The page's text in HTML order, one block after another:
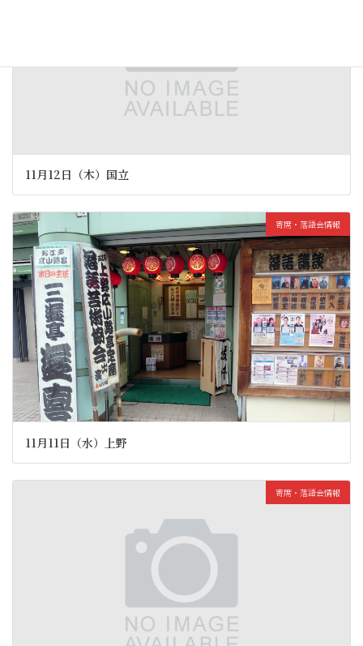
11月12日（木）国立
寄席・落語会情報
11月11日（水）上野
寄席・落語会情報